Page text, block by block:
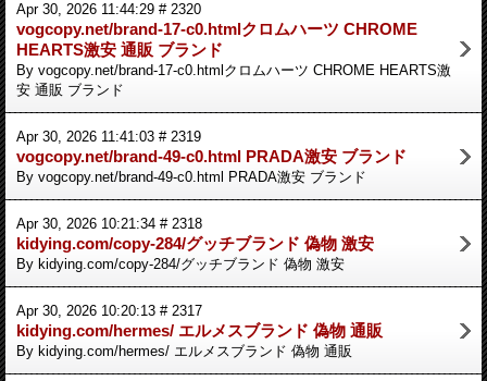
Apr 30, 2026 11:44:29 # 2320
vogcopy.net/brand-17-c0.htmlクロムハーツ CHROME
HEARTS激安 通販 ブランド
By vogcopy.net/brand-17-c0.htmlクロムハーツ CHROME HEARTS激
安 通販 ブランド
Apr 30, 2026 11:41:03 # 2319
vogcopy.net/brand-49-c0.html PRADA激安 ブランド
By vogcopy.net/brand-49-c0.html PRADA激安 ブランド
Apr 30, 2026 10:21:34 # 2318
kidying.com/copy-284/グッチブランド 偽物 激安
By kidying.com/copy-284/グッチブランド 偽物 激安
Apr 30, 2026 10:20:13 # 2317
kidying.com/hermes/ エルメスブランド 偽物 通販
By kidying.com/hermes/ エルメスブランド 偽物 通販